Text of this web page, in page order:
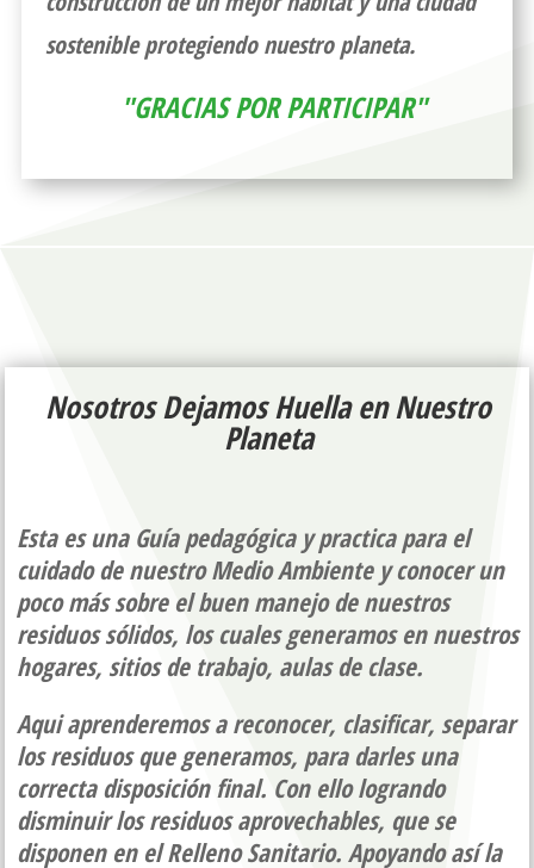
sostenible protegiendo nuestro planeta.
"GRACIAS POR PARTICIPAR"
Nosotros Dejamos Huella en Nuestro
Planeta
Esta es una Guía pedagógica y practica para el
cuidado de nuestro Medio Ambiente y conocer un
poco más sobre el buen manejo de nuestros
residuos sólidos, los cuales generamos en nuestros
hogares, sitios de trabajo, aulas de clase.
Aqui aprenderemos a reconocer, clasificar, separar
los residuos que generamos, para darles una
correcta disposición final. Con ello logrando
disminuir los residuos aprovechables, que se
disponen en el Relleno Sanitario. Apoyando así la